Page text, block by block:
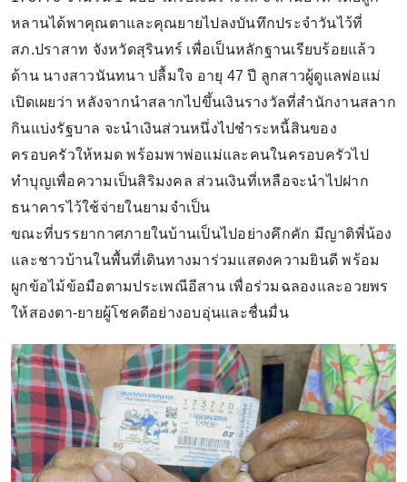
หลานได้พาคุณตาและคุณยายไปลงบันทึกประจำวันไว้ที่
สภ.ปราสาท จังหวัดสุรินทร์ เพื่อเป็นหลักฐานเรียบร้อยแล้ว
ด้าน นางสาวนันทนา ปลื้มใจ อายุ 47 ปี ลูกสาวผู้ดูแลพ่อแม่
เปิดเผยว่า หลังจากนำสลากไปขึ้นเงินรางวัลที่สำนักงานสลาก
กินแบ่งรัฐบาล จะนำเงินส่วนหนึ่งไปชำระหนี้สินของ
ครอบครัวให้หมด พร้อมพาพ่อแม่และคนในครอบครัวไป
ทำบุญเพื่อความเป็นสิริมงคล ส่วนเงินที่เหลือจะนำไปฝาก
ธนาคารไว้ใช้จ่ายในยามจำเป็น
ขณะที่บรรยากาศภายในบ้านเป็นไปอย่างคึกคัก มีญาติพี่น้อง
และชาวบ้านในพื้นที่เดินทางมาร่วมแสดงความยินดี พร้อม
ผูกข้อไม้ข้อมือตามประเพณีอีสาน เพื่อร่วมฉลองและอวยพร
ให้สองตา-ยายผู้โชคดีอย่างอบอุ่นและชื่นมื่น